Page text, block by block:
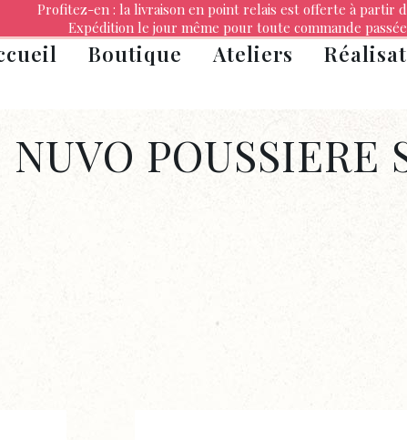
Boutique Ateliers
Profitez-en : la livraison en point relais est offerte à partir
Expédition le jour même pour toute commande passée